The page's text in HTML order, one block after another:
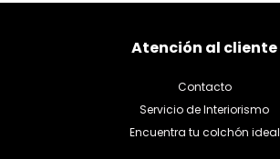
Atención al cliente
Contacto
Servicio de Interiorismo
Encuentra tu colchón ideal